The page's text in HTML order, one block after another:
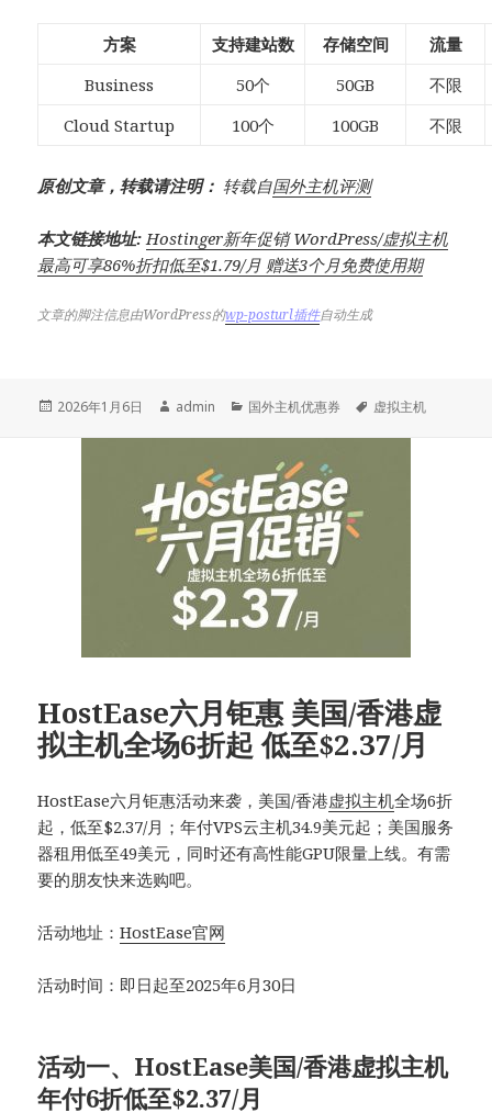
方案 支持建站数 存储空间
流量
Business
50个 50GB
不限
Cloud Startup
100个 100GB 不限
原创文章，转载请注明： 转载自国外主机评测
本文链接地址: Hostinger新年促销 WordPress/虚拟主机
最高可享86%折扣低至$1.79/月 赠送3个月免费使用期
文章的脚注信息由WordPress的wp-posturl插件自动生成
发
2026年1月6日
作
admin
分
国外主机优惠券
标
虚拟主机
HostEase六月钜惠 美国/香港虚
拟主机全场6折起 低至$2.37/月
HostEase六月钜惠活动来袭，美国/香港虚拟主机全场6折
起，低至$2.37/月；年付VPS云主机34.9美元起；美国服务
器租用低至49美元，同时还有高性能GPU限量上线。有需
要的朋友快来选购吧。
活动地址：HostEase官网
活动时间：即日起至2025年6月30日
活动一、HostEase美国/香港虚拟主机
年付6折低至$2.37/月